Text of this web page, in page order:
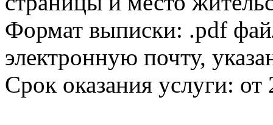
Формат выписки: .pdf
электронную почту,
Срок оказания услуги: от